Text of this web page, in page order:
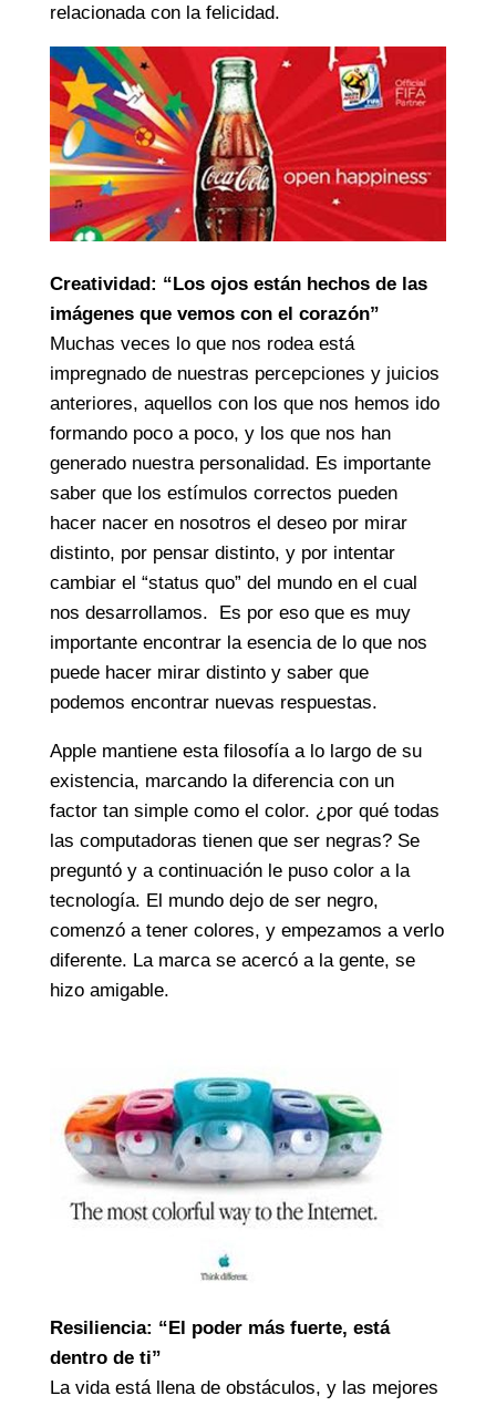
relacionada con la felicidad.
Creatividad: “Los ojos están hechos de las
imágenes que vemos con el corazón”
Muchas veces lo que nos rodea está
impregnado de nuestras percepciones y juicios
anteriores, aquellos con los que nos hemos ido
formando poco a poco, y los que nos han
generado nuestra personalidad. Es importante
saber que los estímulos correctos pueden
hacer nacer en nosotros el deseo por mirar
distinto, por pensar distinto, y por intentar
cambiar el “status quo” del mundo en el cual
nos desarrollamos. Es por eso que es muy
importante encontrar la esencia de lo que nos
puede hacer mirar distinto y saber que
podemos encontrar nuevas respuestas.
Apple mantiene esta filosofía a lo largo de su
existencia, marcando la diferencia con un
factor tan simple como el color. ¿por qué todas
las computadoras tienen que ser negras? Se
preguntó y a continuación le puso color a la
tecnología. El mundo dejo de ser negro,
comenzó a tener colores, y empezamos a verlo
diferente. La marca se acercó a la gente, se
hizo amigable.
Resiliencia: “El poder más fuerte, está
dentro de ti”
La vida está llena de obstáculos, y las mejores